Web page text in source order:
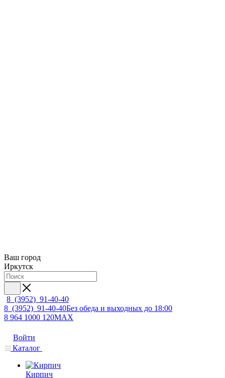
Ваш город
Иркутск
8 (3952) 91-40-40
8 (3952) 91-40-40Без обеда и выходных до 18:00
8 964 1000 120MAX
Войти
Каталог
Кирпич